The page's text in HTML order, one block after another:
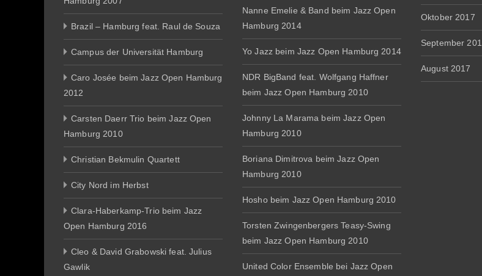
Brazil – Hamburg feat. Raul de Souza
Campus der Universität Hamburg
Caro Josée beim Jazz Open Hamburg
2012
Carsten Daerr Trio beim Jazz Open
Hamburg 2010
Christian Bekmulin Quartett
City Nord im Herbst
Clara-Haberkamp-Trio beim Jazz
Open Hamburg 2016
Cleo & David Grabowski feat. Julius
Gawlik
Nanne Emelie & Band beim Jazz Open
Hamburg 2014
Yo Jazz beim Jazz Open Hamburg 2014
NDR BigBand feat. Wolfgang Haffner
beim Jazz Open Hamburg 2010
Johnny La Marama beim Jazz Open
Hamburg 2010
Boriana Dimitrova beim Jazz Open
Hamburg 2010
Hosho beim Jazz Open Hamburg 2010
Torsten Zwingenbergers Teasy-Swing
beim Jazz Open Hamburg 2010
United Color Ensemble bei Jazz Open
Oktober 2017
September
August 2017